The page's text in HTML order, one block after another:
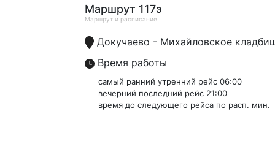
Маршрут 117э
Маршрут и расписание
Докучаево - Михайловское
Время работы
самый ранний утренний рейс 06:00
вечерний последний рейс 21:00
время до следующего рейса по расп. мин.